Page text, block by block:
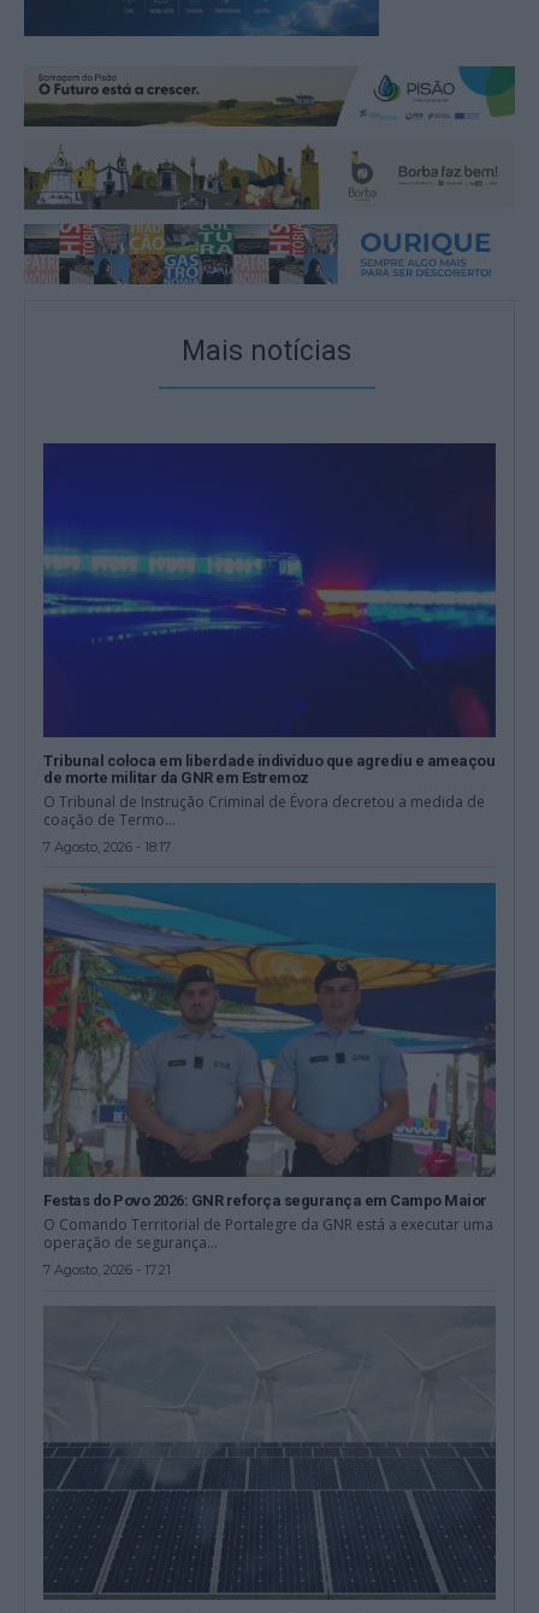
Mais notícias
Tribunal coloca em liberdade indivíduo que agrediu e ameaçou
de morte militar da GNR em Estremoz
O Tribunal de Instrução Criminal de Évora decretou a medida de
coação de Termo...
7 Agosto, 2026 - 18:17
Festas do Povo 2026: GNR reforça segurança em Campo Maior
O Comando Territorial de Portalegre da GNR está a executar uma
operação de segurança...
7 Agosto, 2026 - 17:21